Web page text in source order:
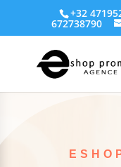
+32
672738790